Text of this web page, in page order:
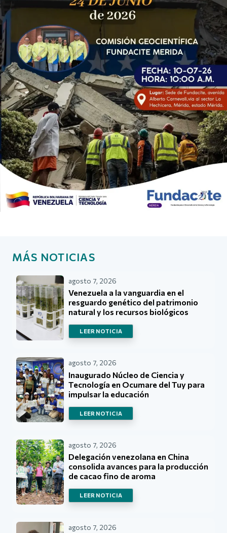
MÁS NOTICIAS
agosto 7, 2026
Venezuela a la vanguardia en el
resguardo genético del patrimonio
natural y los recursos biológicos
LEER NOTICIA
agosto 7, 2026
Inaugurado Núcleo de Ciencia y
Tecnología en Ocumare del Tuy para
impulsar la educación
LEER NOTICIA
agosto 7, 2026
Delegación venezolana en China
consolida avances para la producción
de cacao fino de aroma
LEER NOTICIA
agosto 7, 2026